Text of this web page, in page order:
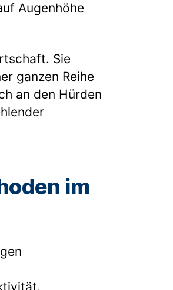
Augenhöhe
Sie
ganzen Reihe
an den Hürden
im